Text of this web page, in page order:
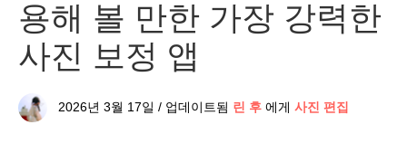
용해 볼 만한 가장 강력한
사진 보정 앱
2026년 3월 17일 / 업데이트됨 린 후 에게 사진 편집